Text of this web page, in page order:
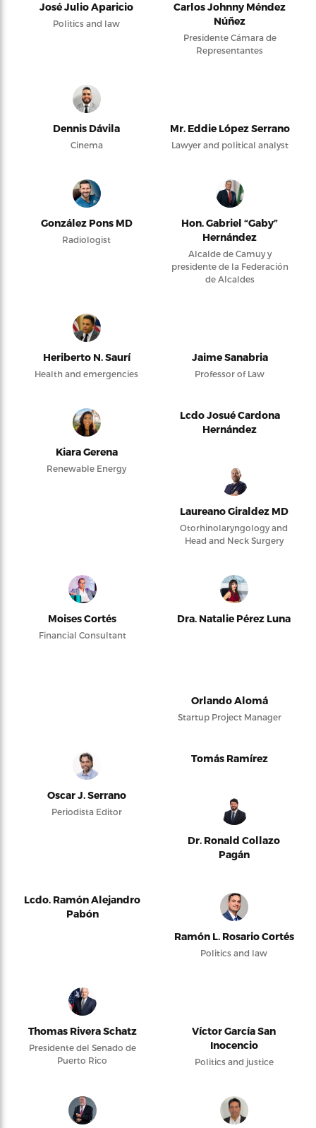
José Julio Aparicio
Politics and law
Carlos Johnny Méndez
Núñez
Presidente Cámara de
Representantes
Dennis Dávila
Cinema
Mr. Eddie López Serrano
Lawyer and political analyst
González Pons MD
Radiologist
Hon. Gabriel “Gaby”
Hernández
Alcalde de Camuy y
presidente de la Federación
de Alcaldes
Heriberto N. Saurí
Health and emergencies
Jaime Sanabria
Professor of Law
Kiara Gerena
Renewable Energy
Lcdo Josué Cardona
Hernández
Laureano Giraldez MD
Otorhinolaryngology and
Head and Neck Surgery
Moises Cortés
Financial Consultant
Dra. Natalie Pérez Luna
Orlando Alomá
Startup Project Manager
Oscar J. Serrano
Periodista Editor
Tomás Ramírez
Dr. Ronald Collazo
Pagán
Lcdo. Ramón Alejandro
Pabón
Ramón L. Rosario Cortés
Politics and law
Thomas Rivera Schatz
Presidente del Senado de
Puerto Rico
Víctor García San
Inocencio
Politics and justice